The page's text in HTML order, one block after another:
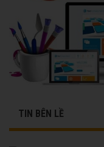
TIN BÊN LỀ